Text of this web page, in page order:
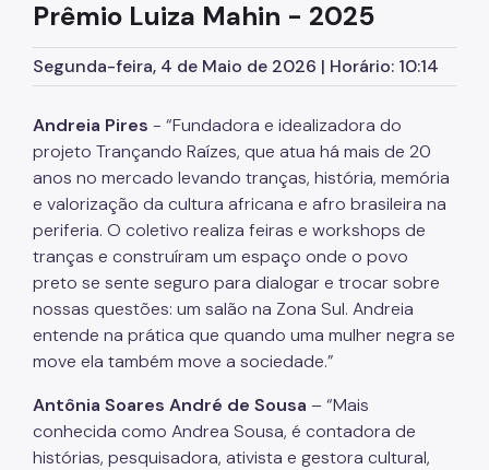
Igualdade Racial
Imigrantes e Trabalho Decente
Juventude
LGBTI+
Ouvidoria de Direitos Humanos
Pessoa Idosa
Pessoas Desaparecidas
Políticas sobre Drogas
População em Situação de Rua
Prêmio Luiza Mahin - 2025
Segunda-feira, 4 de Maio de 2026 | Horário: 10:14
Andreia Pires - “Fundadora e idealizadora do
projeto Trançando Raízes, que atua há mais de 20
anos no mercado levando tranças, história, memória
e valorização da cultura africana e afro brasileira na
periferia. O coletivo realiza feiras e workshops de
tranças e construíram um espaço onde o povo
preto se sente seguro para dialogar e trocar sobre
nossas questões: um salão na Zona Sul. Andreia
entende na prática que quando uma mulher negra se
move ela também move a sociedade.”
Antônia Soares André de Sousa – “Mais
conhecida como Andrea Sousa, é contadora de
histórias, pesquisadora, ativista e gestora cultural,